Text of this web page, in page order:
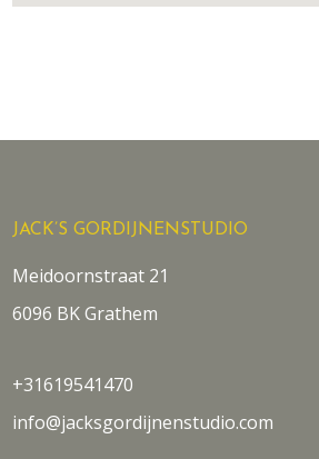
JACK’S GORDIJNENSTUDIO
Meidoornstraat 21
6096 BK Grathem
+31619541470
info@jacksgordijnenstudio.com